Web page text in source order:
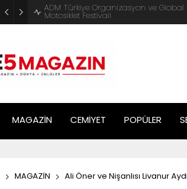
ADM Türkiye Organizasyon ve Global
Motosiklet Festivali
MAGAZİN CEMİYET POPÜLER
MAGAZİN Ali Öner ve Nişanlısı Livanur